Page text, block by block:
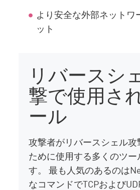
より安全な外部ネットワ
ット
リバースシ
撃で使用さ
ール
攻撃者がリバースシェル攻
ために使用する多くのツー
す。 最も人気のあるのは
なコマンドでTCPおよび